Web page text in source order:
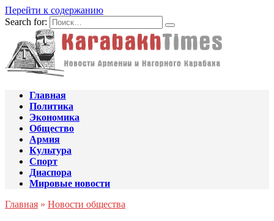
Перейти к содержанию
Search for:
Главная
Политика
Экономика
Общество
Армия
Культура
Спорт
Диаспора
Мировые новости
Главная » Новости общества